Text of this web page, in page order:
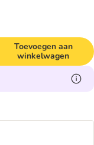
Toevoegen aan
winkelwagen